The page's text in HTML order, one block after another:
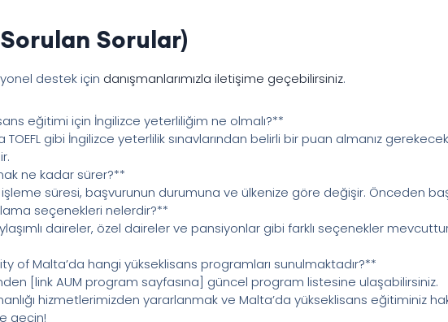
Sorulan Sorular)
destek için danışmanlarımızla iletişime geçebilirsiniz.
eğitimi için İngilizce yeterliliğim ne olmalı?**
TOEFL gibi İngilizce yeterlilik sınavlarından belirli bir puan almanız
ne kadar sürer?**
süresi, başvurunun durumuna ve ülkenize göre değişir. Önceden
seçenekleri nelerdir?**
daireler, özel daireler ve pansiyonlar gibi farklı seçenekler
of Malta’da hangi yükseklisans programları sunulmaktadır?**
[link AUM program sayfasına] güncel program listesine ulaşabilirsiniz.
hizmetlerimizden yararlanmak ve Malta’da yükseklisans eğitiminiz
geçin!